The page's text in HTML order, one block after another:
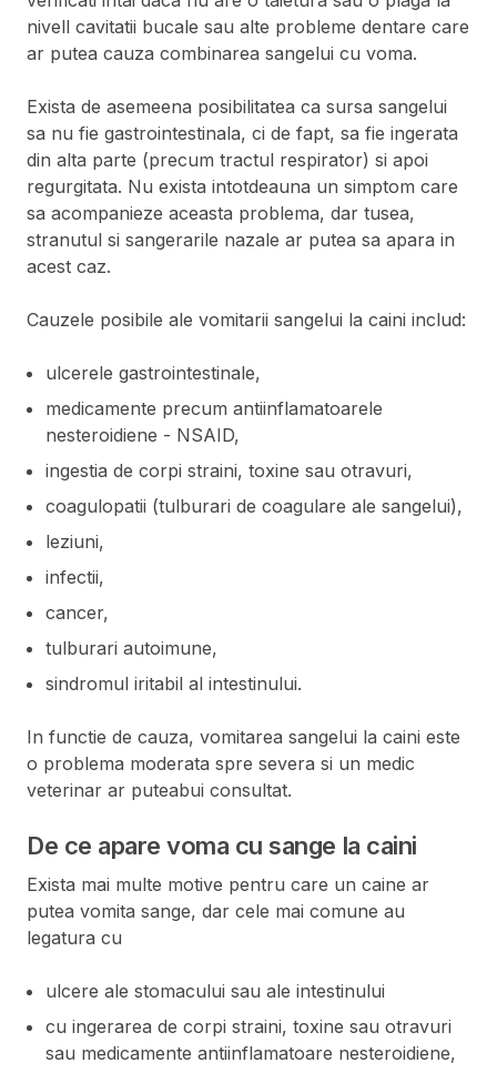
nivell cavitatii bucale sau alte probleme dentare care
ar putea cauza combinarea sangelui cu voma.
Exista de asemeena posibilitatea ca sursa sangelui
sa nu fie gastrointestinala, ci de fapt, sa fie ingerata
din alta parte (precum tractul respirator) si apoi
regurgitata. Nu exista intotdeauna un simptom care
sa acompanieze aceasta problema, dar tusea,
stranutul si sangerarile nazale ar putea sa apara in
acest caz.
Cauzele posibile ale vomitarii sangelui la caini includ:
ulcerele gastrointestinale,
medicamente precum antiinflamatoarele
nesteroidiene - NSAID,
ingestia de corpi straini, toxine sau otravuri,
coagulopatii (tulburari de coagulare ale sangelui),
leziuni,
infectii,
cancer,
tulburari autoimune,
sindromul iritabil al intestinului.
In functie de cauza, vomitarea sangelui la caini este
o problema moderata spre severa si un medic
veterinar ar puteabui consultat.
De ce apare voma cu sange la caini
Exista mai multe motive pentru care un caine ar
putea vomita sange, dar cele mai comune au
legatura cu
ulcere ale stomacului sau ale intestinului
cu ingerarea de corpi straini, toxine sau otravuri
sau medicamente antiinflamatoare nesteroidiene,